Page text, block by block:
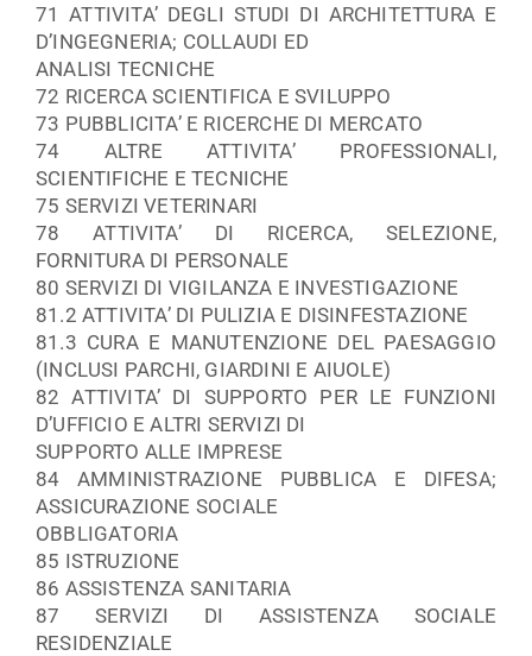
71 ATTIVITA’ DEGLI STUDI DI ARCHITETTURA E
D’INGEGNERIA; COLLAUDI ED
ANALISI TECNICHE
72 RICERCA SCIENTIFICA E SVILUPPO
73 PUBBLICITA’ E RICERCHE DI MERCATO
74 ALTRE ATTIVITA’ PROFESSIONALI,
SCIENTIFICHE E TECNICHE
75 SERVIZI VETERINARI
78 ATTIVITA’ DI RICERCA, SELEZIONE,
FORNITURA DI PERSONALE
80 SERVIZI DI VIGILANZA E INVESTIGAZIONE
81.2 ATTIVITA’ DI PULIZIA E DISINFESTAZIONE
81.3 CURA E MANUTENZIONE DEL PAESAGGIO
(INCLUSI PARCHI, GIARDINI E AIUOLE)
82 ATTIVITA’ DI SUPPORTO PER LE FUNZIONI
D’UFFICIO E ALTRI SERVIZI DI
SUPPORTO ALLE IMPRESE
84 AMMINISTRAZIONE PUBBLICA E DIFESA;
ASSICURAZIONE SOCIALE
OBBLIGATORIA
85 ISTRUZIONE
86 ASSISTENZA SANITARIA
87 SERVIZI DI ASSISTENZA SOCIALE
RESIDENZIALE